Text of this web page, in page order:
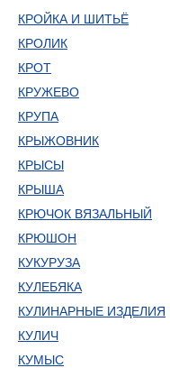
КРОЙКА И ШИТЬЁ
КРОЛИК
КРОТ
КРУЖЕВО
КРУПА
КРЫЖОВНИК
КРЫСЫ
КРЫША
КРЮЧОК ВЯЗАЛЬНЫЙ
КРЮШОН
КУКУРУЗА
КУЛЕБЯКА
КУЛИНАРНЫЕ ИЗДЕЛИЯ
КУЛИЧ
КУМЫС